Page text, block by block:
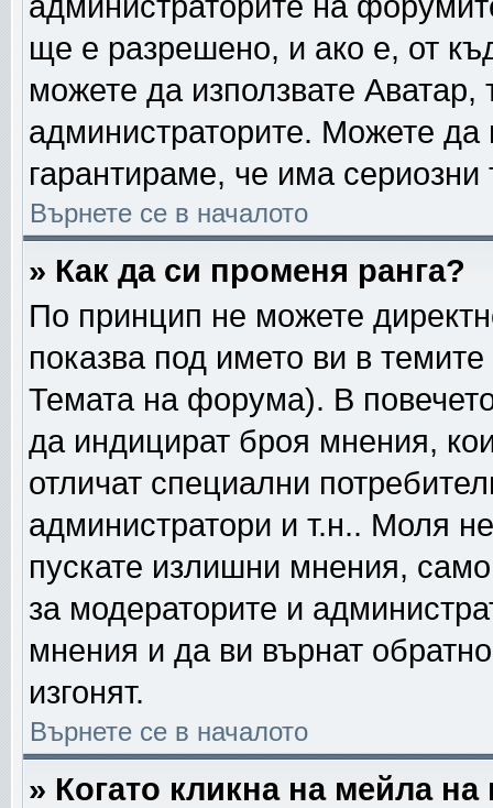
ще е разрешено, и ако е, от
можете да използвате Аватар,
администраторите. Можете да
гарантираме, че има сериозни
Върнете се в началото
» Как да си променя ранга?
По принцип не можете
показва под името ви в
Темата на форума). В
да индицират броя мнения,
отличат специални
администратори и т.н.. Моля
пускате излишни мнения,
за модераторите и
мнения и да ви върнат
изгонят.
Върнете се в началото
» Когато кликна на мейла